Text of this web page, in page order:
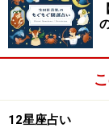
12星座占い